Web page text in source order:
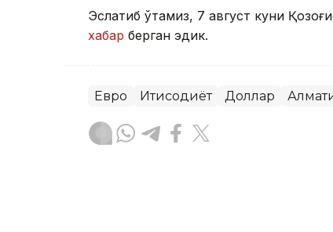
Эслатиб ўтамиз, 7 август куни
хабар берган эдик.
Евро Иқтисодиёт Доллар